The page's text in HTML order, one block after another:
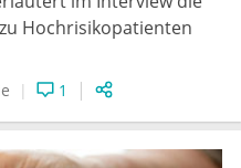
Hochrisikopatienten
1